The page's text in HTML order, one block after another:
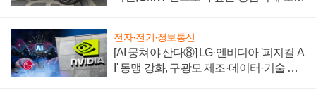
전자·전기·정보통신
[AI 뭉쳐야 산다⑧] LG·엔비디아 '피지컬 A
I' 동맹 강화, 구광모 제조·데이터·기술 결